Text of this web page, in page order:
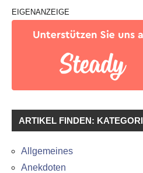
EIGENANZEIGE
ARTIKEL FINDEN:
Allgemeines
Anekdoten